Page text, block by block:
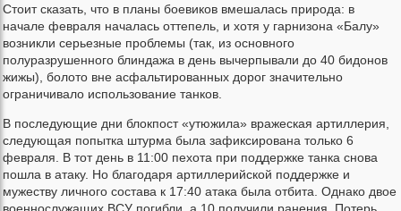
Стоит сказать, что в планы боевиков вмешалась природа: в
начале февраля началась оттепель, и хотя у гарнизона «Балу»
возникли серьезные проблемы (так, из основного
полуразрушенного блиндажа в день вычерпывали до 40 бидонов
жижы), болото вне асфальтированных дорог значительно
ограничивало использование танков.
В последующие дни блокпост «утюжила» вражеская артиллерия,
следующая попытка штурма была зафиксирована только 6
февраля. В тот день в 11:00 пехота при поддержке танка снова
пошла в атаку. Но благодаря артиллерийской поддержке и
мужеству личного состава к 17:40 атака была отбита. Однако двое